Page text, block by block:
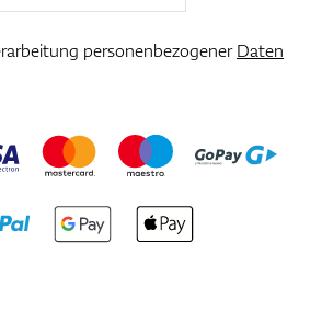
personenbezogenerDaten